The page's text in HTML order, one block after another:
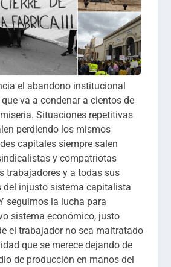
el abandono institucional
va a condenar a cientos de
Situaciones repetitivas
perdiendo los mismos
capitales siempre salen
y compatriotas
trabajadores y a todas sus
injusto sistema capitalista
seguimos la lucha para
sistema económico, justo
el trabajador no sea maltratado
que se merece dejando de
de producción en manos del